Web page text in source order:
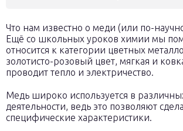
Что нам известно о меди (или по-
Ещё со школьных уроков химии мы
относится к категории цветных
золотисто-розовый цвет, мягкая и
проводит тепло и электричество.
Медь широко используется в
деятельности, ведь это позволяют
специфические характеристики.